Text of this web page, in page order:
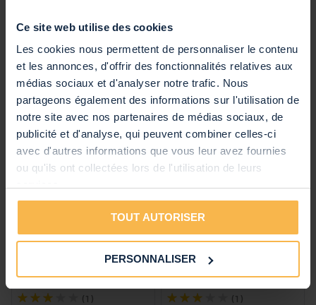
Ce site web utilise des cookies
Les cookies nous permettent de personnaliser le contenu
et les annonces, d'offrir des fonctionnalités relatives aux
médias sociaux et d'analyser notre trafic. Nous
partageons également des informations sur l'utilisation de
notre site avec nos partenaires de médias sociaux, de
publicité et d'analyse, qui peuvent combiner celles-ci
avec d'autres informations que vous leur avez fournies
ou qu'ils ont collectées lors de l'utilisation de leurs
TOUT AUTORISER
PERSONNALISER
Microphone Studio USB
avec Trépied - Titane
23,00 €
29,95 €
En stock
avec Trépied - Blanc
23,00 €
29,95 €
En stock
Vonyx CMS320T -
Microphone Studio USB
avec Bras Articulé
Évaluation:
(1)
Vonyx CMS320W -
Microphone Studio USB
avec Bras Articulé
Évaluation:
(1)